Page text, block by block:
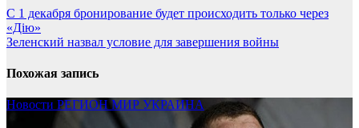
С 1 декабря бронирование будет происходить только через
«Дію»
Зеленский назвал условие для завершения войны
Похожая запись
Новости РЕГИОНМИР УКРАИНА